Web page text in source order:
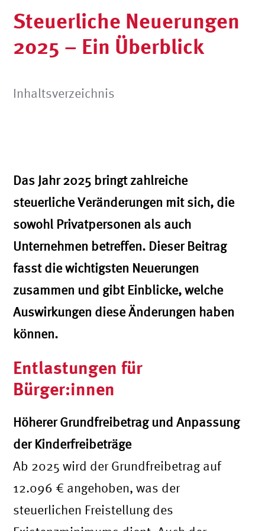
Steuerliche Neuerungen
2025 – Ein Überblick
Inhaltsverzeichnis
Das Jahr 2025 bringt zahlreiche
steuerliche Veränderungen mit sich, die
sowohl Privatpersonen als auch
Unternehmen betreffen. Dieser Beitrag
fasst die wichtigsten Neuerungen
zusammen und gibt Einblicke, welche
Auswirkungen diese Änderungen haben
können.
Entlastungen für
Bürger:innen
Höherer Grundfreibetrag und Anpassung
der Kinderfreibeträge
Ab 2025 wird der Grundfreibetrag auf
12.096 € angehoben, was der
steuerlichen Freistellung des